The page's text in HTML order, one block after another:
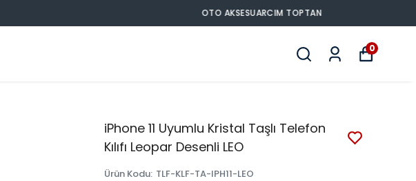
0
iPhone 11 Uyumlu Kristal Taşlı Telefon
Kılıfı Leopar Desenli LEO
Ürün Kodu: TLF-KLF-TA-IPH11-LEO